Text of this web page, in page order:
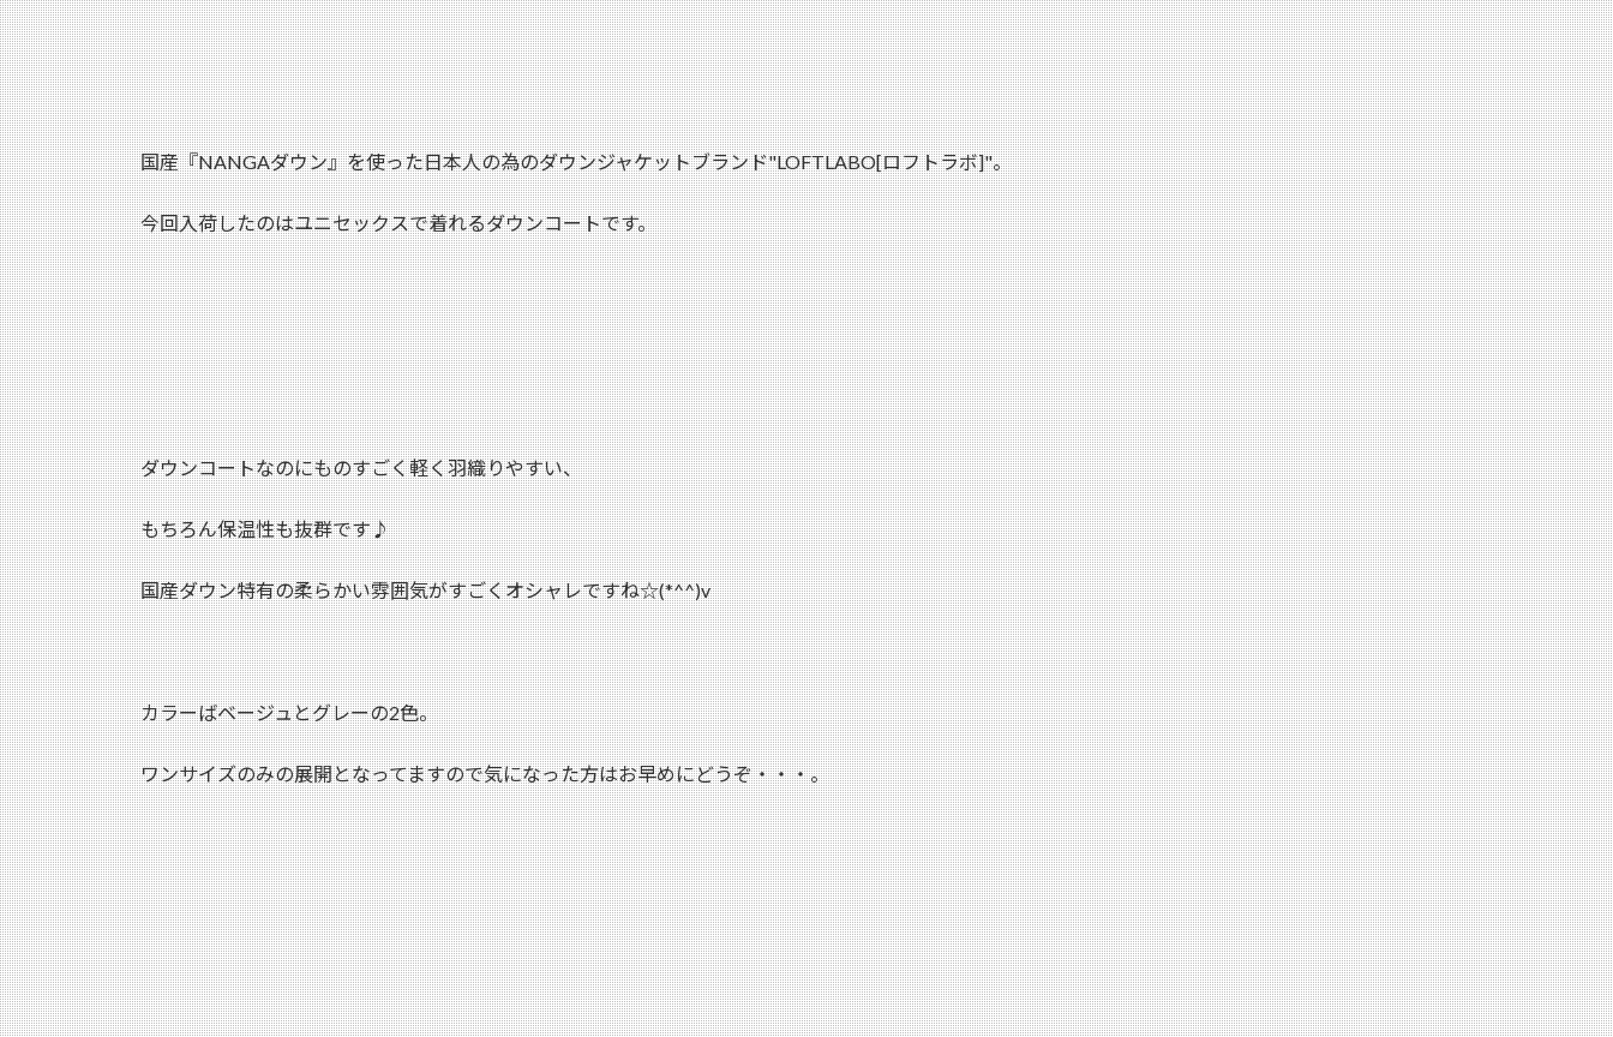
国産『NANGAダウン』を使った日本人の為のダウンジャケットブランド"LOFTLABO[ロフトラボ]"。
今回入荷したのはユニセックスで着れるダウンコートです。
ダウンコートなのにものすごく軽く羽織りやすい、
もちろん保温性も抜群です♪
国産ダウン特有の柔らかい雰囲気がすごくオシャレですね☆(*^^)v
カラーばベージュとグレーの2色。
ワンサイズのみの展開となってますので気になった方はお早めにどうぞ・・・。